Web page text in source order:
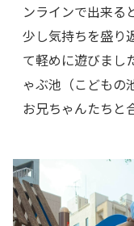
ンラインで出来る
少し気持ちを盛り
て軽めに遊びまし
ゃぶ池（こどもの
お兄ちゃんたちと